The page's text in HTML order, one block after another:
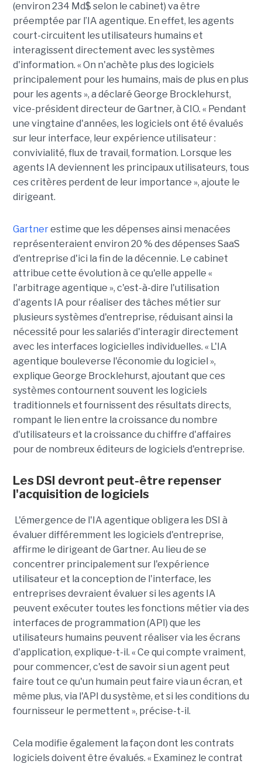
(environ 234 Md$ selon le cabinet) va être
préemptée par l’IA agentique. En effet, les agents
court-circuitent les utilisateurs humains et
interagissent directement avec les systèmes
d'information. « On n'achète plus des logiciels
principalement pour les humains, mais de plus en plus
pour les agents », a déclaré George Brocklehurst,
vice-président directeur de Gartner, à CIO. « Pendant
une vingtaine d'années, les logiciels ont été évalués
sur leur interface, leur expérience utilisateur :
convivialité, flux de travail, formation. Lorsque les
agents IA deviennent les principaux utilisateurs, tous
ces critères perdent de leur importance », ajoute le
dirigeant.
Gartnerestime que les dépenses ainsi menacées
représenteraient environ 20 % des dépenses SaaS
d'entreprise d'ici la fin de la décennie. Le cabinet
attribue cette évolution à ce qu'elle appelle «
l'arbitrage agentique », c'est-à-dire l'utilisation
d'agents IA pour réaliser des tâches métier sur
plusieurs systèmes d'entreprise, réduisant ainsi la
nécessité pour les salariés d'interagir directement
avec les interfaces logicielles individuelles. « L'IA
agentique bouleverse l'économie du logiciel »,
explique George Brocklehurst, ajoutant que ces
systèmes contournent souvent les logiciels
traditionnels et fournissent des résultats directs,
rompant le lien entre la croissance du nombre
d'utilisateurs et la croissance du chiffre d'affaires
pour de nombreux éditeurs de logiciels d'entreprise.
Les DSI devront peut-être repenser
l'acquisition de logiciels
L'émergence de l'IA agentique obligera les DSI à
évaluer différemment les logiciels d'entreprise,
affirme le dirigeant de Gartner. Au lieu de se
concentrer principalement sur l'expérience
utilisateur et la conception de l'interface, les
entreprises devraient évaluer si les agents IA
peuvent exécuter toutes les fonctions métier via des
interfaces de programmation (API) que les
utilisateurs humains peuvent réaliser via les écrans
d'application, explique-t-il. « Ce qui compte vraiment,
pour commencer, c'est de savoir si un agent peut
faire tout ce qu'un humain peut faire via un écran, et
même plus, via l'API du système, et si les conditions du
fournisseur le permettent », précise-t-il.
Cela modifie également la façon dont les contrats
logiciels doivent être évalués. « Examinez le contrat